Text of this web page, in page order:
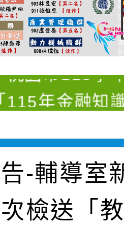
1學期第9次代
招)
果(第12招)】
1學期第7次代
招)
園市115學年
點
要點」
115年金融知
手，綠能透明
115學年度全
施要點」及修
園市115年度
競賽』實施計
果(第11招)】
-輔導室
檢送「